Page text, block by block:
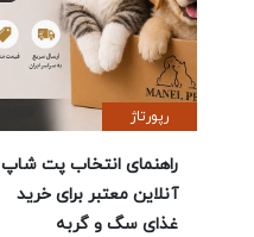
رپورتاژ
راهنمای انتخاب پت شاپ
آنلاین معتبر برای خرید
غذای سگ و گربه